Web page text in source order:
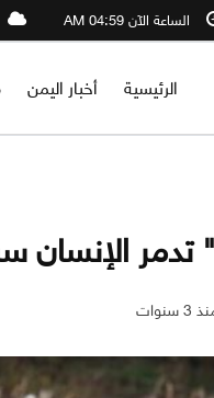
الساعة الآن 04:59 AM
الرئيسية أخبار اليمن
تدمر الإنسان
3 سنوات